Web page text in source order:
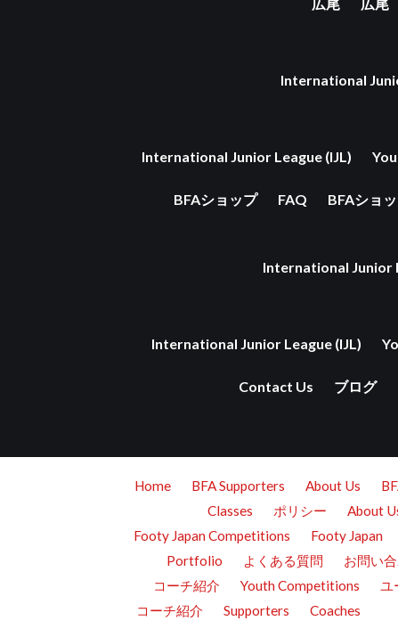
International
International Junior League (IJL)
BFAショップ FAQ BFAショ
International Junior
International Junior League (IJL)
Contact Us ブログ
Home BFA Supporters About Us
Classes
ポリシー About
Footy Japan Competitions
Footy Japan
Portfolio
よくある質問 お問い
コーチ紹介
Youth Competitions ユ
コーチ紹介
Supporters Coaches